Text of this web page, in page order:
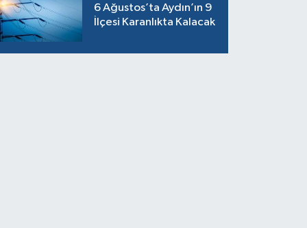
6 Ağustos’ta Aydın’ın 9
İlçesi Karanlıkta Kalacak